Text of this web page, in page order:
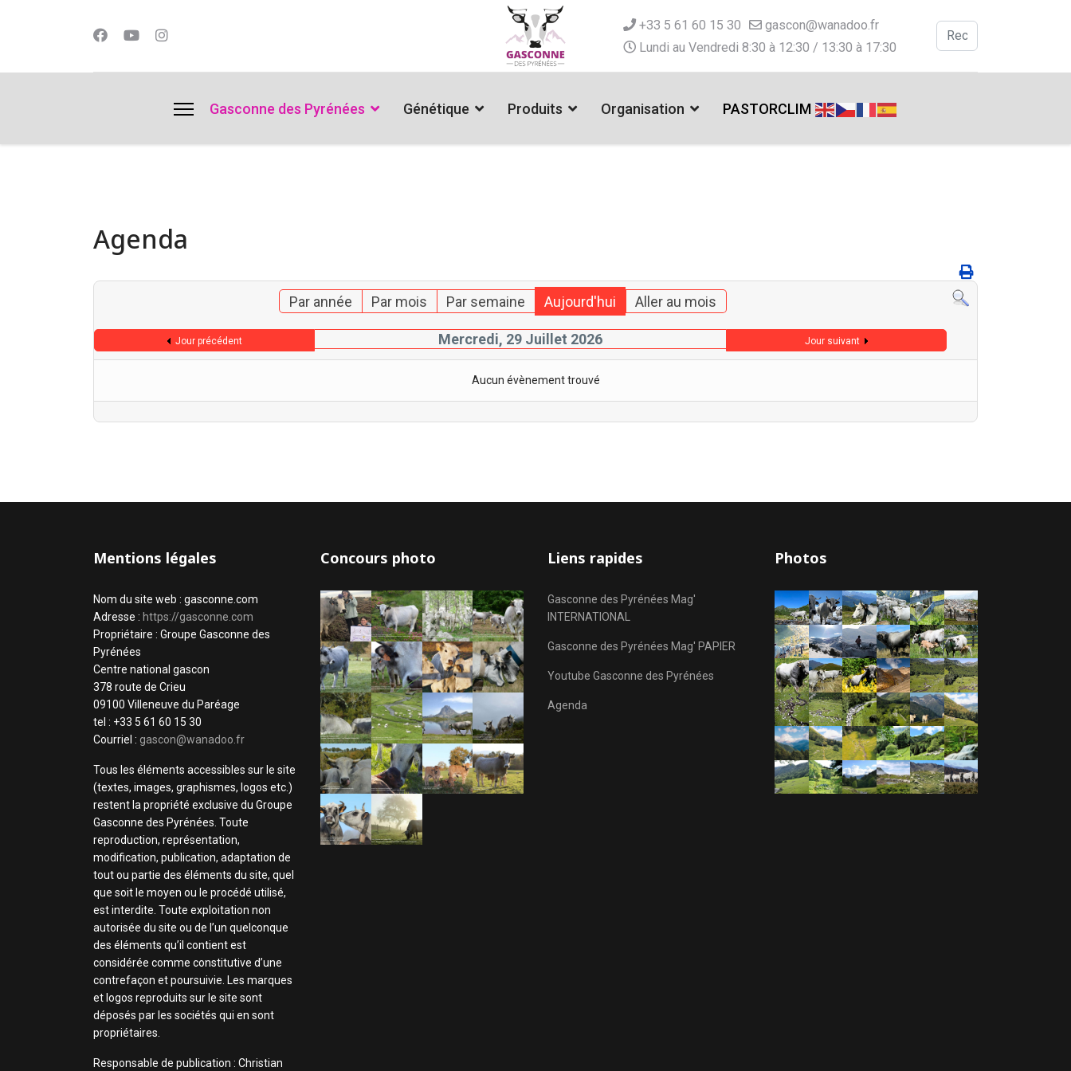
+33 5 61 60 15 30
gascon@wanadoo.fr
Lundi au Vendredi 8:30 à 12:30 / 13:30 à 17:30
Valider
Gasconne des Pyrénées Génétique Produits Organisation PASTORCLIM
Agenda
Par année Par mois Par semaine Aujourd'hui Aller au mois
Jour précédent Mercredi, 29 Juillet 2026 Jour suivant
Aucun évènement trouvé
Mentions légales
Nom du site web : gasconne.com
Adresse : https://gasconne.com
Propriétaire : Groupe Gasconne des
Pyrénées
Centre national gascon
378 route de Crieu
09100 Villeneuve du Paréage
tel : +33 5 61 60 15 30
Courriel : gascon@wanadoo.fr
Tous les éléments accessibles sur le site
(textes, images, graphismes, logos etc.)
restent la propriété exclusive du Groupe
Gasconne des Pyrénées. Toute
reproduction, représentation,
modification, publication, adaptation de
tout ou partie des éléments du site, quel
que soit le moyen ou le procédé utilisé,
est interdite. Toute exploitation non
autorisée du site ou de l’un quelconque
des éléments qu’il contient est
considérée comme constitutive d’une
contrefaçon et poursuivie. Les marques
et logos reproduits sur le site sont
déposés par les sociétés qui en sont
propriétaires.
Responsable de publication : Christian
Concours photo Liens rapides
Gasconne des Pyrénées Mag'
INTERNATIONAL
Gasconne des Pyrénées Mag' PAPIER
Youtube Gasconne des Pyrénées
Agenda
Photos